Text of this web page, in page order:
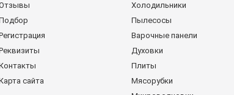
сайта
Холодильники
Пылесосы
Варочные панели
Духовки
Плиты
Мясорубки